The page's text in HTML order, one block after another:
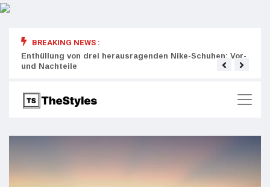
BREAKING NEWS :
Enthüllung von drei herausragenden Nike-Schuhen: Vor-
und Nachteile